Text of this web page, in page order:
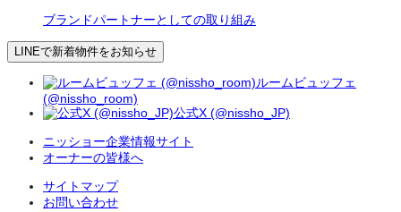
ブランドパートナーとしての取り組み
LINEで新着物件をお知らせ
ルームビュッフェ
(@nissho_room)
公式X (@nissho_JP)
ニッショー企業情報サイト
オーナーの皆様へ
サイトマップ
お問い合わせ